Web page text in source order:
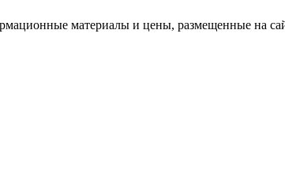
материалы и цены, размещенные на